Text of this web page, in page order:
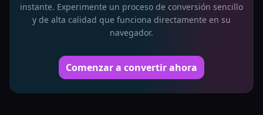
instante. Experimente un proceso de conversión sencillo
y de alta calidad que funciona directamente en su
navegador.
Comenzar a convertir ahora